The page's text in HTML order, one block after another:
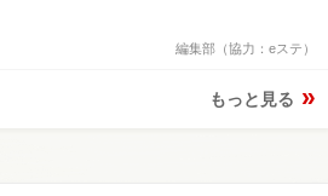
編集部（協力：eステ）
もっと見る